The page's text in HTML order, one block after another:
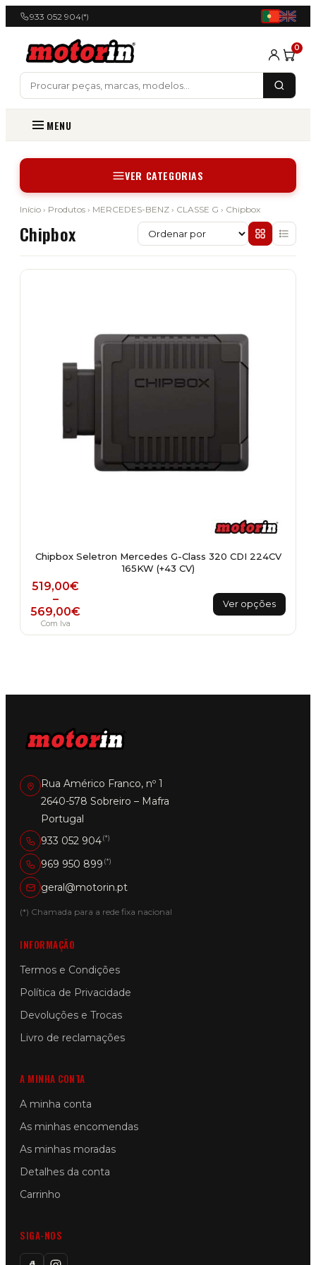
933 052 904(*)
0
MENU
VER CATEGORIAS
Início › Produtos › MERCEDES-BENZ › CLASSE G › Chipbox
Chipbox
Chipbox Seletron Mercedes G-Class 320 CDI 224CV
165KW (+43 CV)
519,00€
–
569,00€
Price range: 519,00€ through 569,00€
Com Iva
Ver opções
This
product
multiple
may
Rua Américo Franco, nº 1
2640-578 Sobreiro – Mafra
Portugal
933 052 904(*)
969 950 899 (*)
geral@motorin.pt
(*) Chamada para a rede fixa nacional
INFORMAÇÃO
Termos e Condições
Política de Privacidade
Devoluções e Trocas
Livro de reclamações
A MINHA CONTA
A minha conta
As minhas encomendas
As minhas moradas
Detalhes da conta
Carrinho
SIGA-NOS